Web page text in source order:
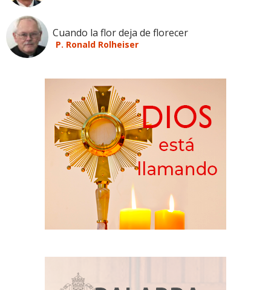
Cuando la flor deja de florecer
P. Ronald Rolheiser